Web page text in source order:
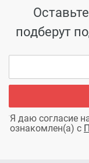
подберут
Я даю согласие
ознакомлен(а) с